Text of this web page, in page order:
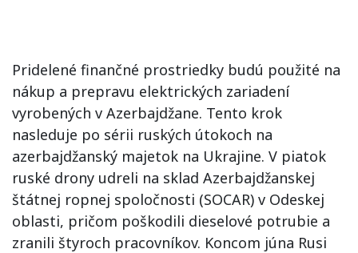
Pridelené finančné prostriedky budú použité na
nákup a prepravu elektrických zariadení
vyrobených v Azerbajdžane. Tento krok
nasleduje po sérii ruských útokoch na
azerbajdžanský majetok na Ukrajine. V piatok
ruské drony udreli na sklad Azerbajdžanskej
štátnej ropnej spoločnosti (SOCAR) v Odeskej
oblasti, pričom poškodili dieselové potrubie a
zranili štyroch pracovníkov. Koncom júna Rusi